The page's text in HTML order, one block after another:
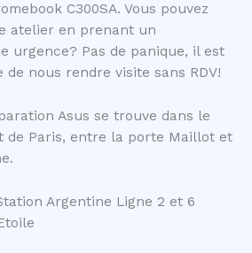
C300SA. Vous pouvez
atelier en prenant un
urgence? Pas de panique, il est
de nous rendre visite sans RDV!
Asus se trouve dans le
de Paris, entre la porte Maillot et
Argentine Ligne 2 et 6